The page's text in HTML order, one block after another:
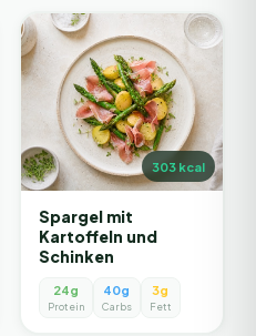
303kcal
Spargel mit
Kartoffeln und
Schinken
24g
Protein
40g
Carbs
3g
Fett